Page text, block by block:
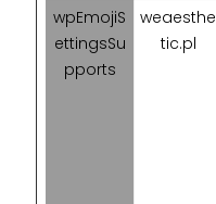
wpEmojiS
ettingsSu
pports
weaesthe
tic.pl